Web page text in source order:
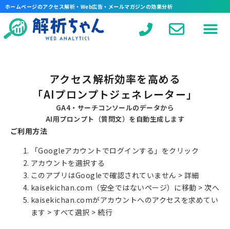
ホームページのアクセス解析・Web広告・メールマガジンの効果分析
アクセス解析効率を高める
「AIプロンプトジェネレーター」
GA4・サーチコンソールのデータから
AI用プロンプト（質問文）を自動生成します
ご利用方法
「Googleアカウントでログインする」をクリック
アカウントを選択する
このアプリはGoogleで確認されていません > 詳細
kaisekichan.com（安全ではないページ）に移動 > 次へ
kaisekichan.comがアカウントへのアクセスを求めてい
ます > すべて選択 > 続行